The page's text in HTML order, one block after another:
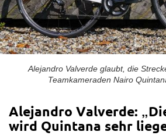
Alejandro Valverde glaubt, die
Teamkameraden Nairo
Alejandro Valverde:
wird Quintana sehr